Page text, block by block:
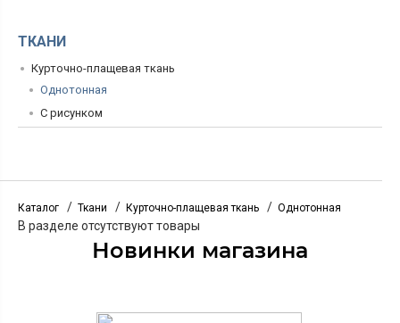
ТКАНИ
Курточно-плащевая ткань
Однотонная
С рисунком
Каталог / Ткани / Курточно-плащевая ткань / Однотонная
В разделе отсутствуют товары
Новинки магазина